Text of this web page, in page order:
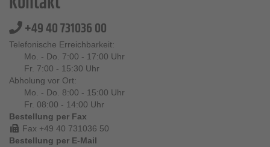
+49 40 731036 00
Telefonische Erreichbarkeit:
Mo. - Do. 7:00 - 17:00 Uhr
Fr. 7:00 - 15:30 Uhr
Abholung vor Ort:
Mo. - Do. 8:00 - 15:00 Uhr
Fr. 08:00 - 14:00 Uhr
Bestellung per Fax
Fax +49 40 731036 50
Bestellung per E-Mail